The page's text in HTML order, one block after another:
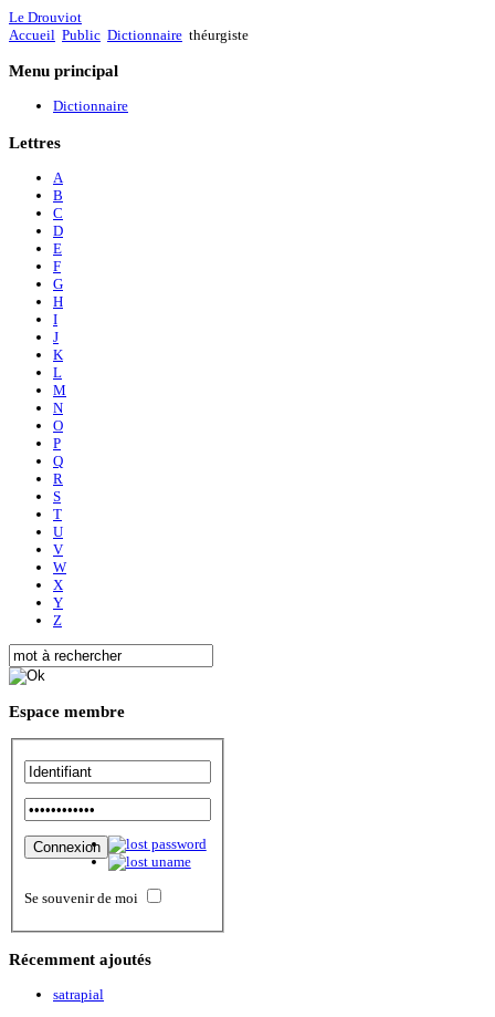
Le Drouviot
Accueil Public Dictionnaire théurgiste
Menu principal
Dictionnaire
Lettres
A
B
C
D
E
F
G
H
I
J
K
L
M
N
O
P
Q
R
S
T
U
V
W
X
Y
Z
Espace membre
Se souvenir de moi
Récemment ajoutés
satrapial